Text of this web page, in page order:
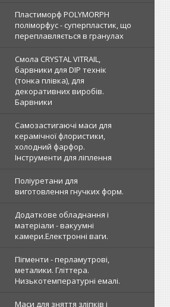
Пластиморф POLYMORPH
поліморфус - суперпластик, що
переплавляється в гранулах
Смола CRYSTAL VITRAIL,
барвники для DIP технік
(тонка плівка), для
декоративних виробів.
Барвники
Самозастигаючі маси для
керамічної флористики,
холодний фарфор.
Інструменти для ліплення
Поліуретани для
виготовлення гнучких форм.
Додаткове обладнання і
матеріали - вакуумні
камери.Електронні ваги.
Пігменти - перламутрові,
металики. Гліттера.
Низькотемпературні емалі.
Маси для зняття зліпків і